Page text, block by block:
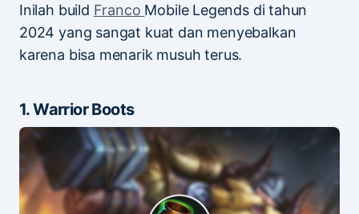
Inilah build Franco Mobile Legends di tahun
2024 yang sangat kuat dan menyebalkan
karena bisa menarik musuh terus.
1. Warrior Boots